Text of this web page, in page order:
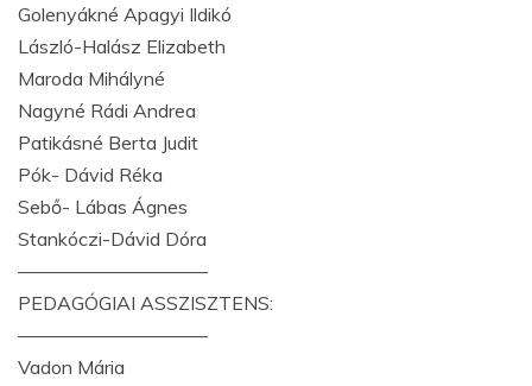
Golenyákné Apagyi Ildikó
László-Halász Elizabeth
Maroda Mihályné
Nagyné Rádi Andrea
Patikásné Berta Judit
Pók- Dávid Réka
Sebő- Lábas Ágnes
Stankóczi-Dávid Dóra
——————————
PEDAGÓGIAI ASSZISZTENS:
——————————
Vadon Mária